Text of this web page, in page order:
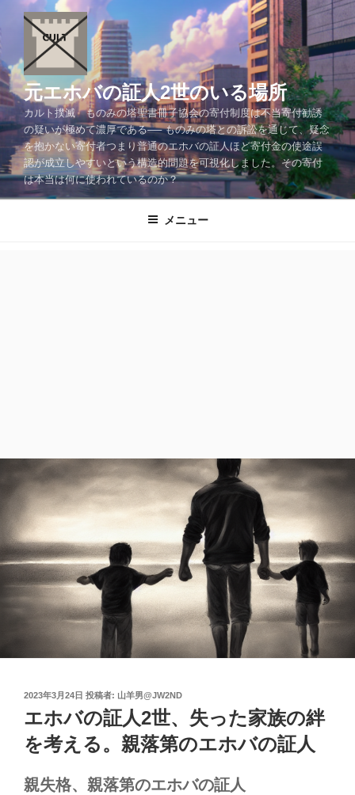
ン
テ
ン
ツ
へ
ス
ッ
プ
元エホバの証人2世のいる場所
カルト撲滅 ものみの塔聖書冊子協会の寄付制度は不当寄付勧誘
の疑いが極めて濃厚である── ものみの塔との訴訟を通じて、疑念
を抱かない寄付者つまり普通のエホバの証人ほど寄付金の使途誤
認が成立しやすいという構造的問題を可視化しました。その寄付
は本当は何に使われているのか？
メニュー
投
日:
2023年3月24日 投稿者: 山羊男@JW2ND
エホバの証人2世、失った家族の絆
を考える。親落第のエホバの証人
親失格、親落第のエホバの証人